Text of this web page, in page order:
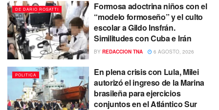
DE DARIO ROSATTI
Formosa adoctrina niños con el
“modelo formoseño” y el culto
escolar a Gildo Insfrán.
Similitudes con Cuba e Irán
BY REDACCION TNA 6 AGOSTO, 2026
POLITICA
En plena crisis con Lula, Milei
autorizó el ingreso de la Marina
brasileña para ejercicios
conjuntos en el Atlántico Sur